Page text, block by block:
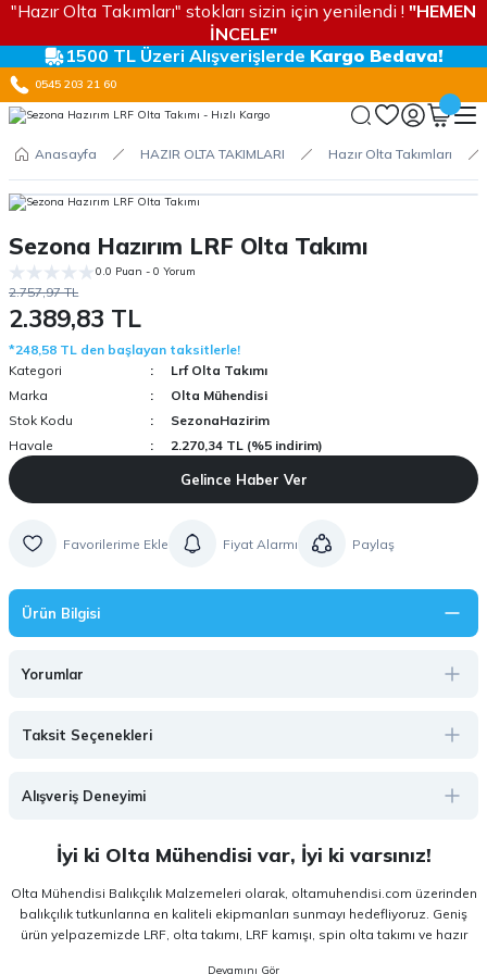
"Hazır Olta Takımları" stokları sizin için yenilendi ! "HEMEN
İNCELE"
1500 TL Üzeri Alışverişlerde Kargo Bedava!
0545 203 21 60
Anasayfa HAZIR OLTA TAKIMLARI Hazır Olta Takımları
Sezona Hazırım LRF Olta Takımı
0.0 Puan - 0 Yorum
2.757,97 TL
2.389,83 TL
*248,58 TL den başlayan taksitlerle!
Kategori
Lrf Olta Takımı
Marka
Olta Mühendisi
Stok Kodu
SezonaHazirim
Havale
2.270,34 TL (%5 indirim)
Gelince Haber Ver
Fiyat Alarmı Paylaş
Ürün Bilgisi
Yorumlar
Taksit Seçenekleri
Alışveriş Deneyimi
İyi ki Olta Mühendisi var, İyi ki varsınız!
Olta Mühendisi Balıkçılık Malzemeleri olarak, oltamuhendisi.com üzerinden
balıkçılık tutkunlarına en kaliteli ekipmanları sunmayı hedefliyoruz. Geniş
ürün yelpazemizde LRF, olta takımı, LRF kamışı, spin olta takımı ve hazır